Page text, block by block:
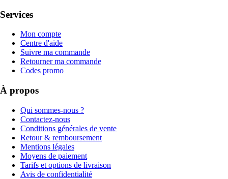
Services
Mon compte
Centre d'aide
Suivre ma commande
Retourner ma commande
Codes promo
À propos
Qui sommes-nous ?
Contactez-nous
Conditions générales de vente
Retour & remboursement
Mentions légales
Moyens de paiement
Tarifs et options de livraison
Avis de confidentialité